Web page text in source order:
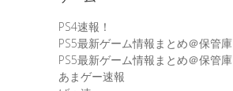
PS4速報！
PS5最新ゲーム情報まとめ＠保管庫
PS5最新ゲーム情報まとめ＠保管庫
あまゲー速報